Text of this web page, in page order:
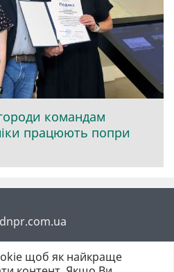
командам
працюють попри
щоб як найкраще